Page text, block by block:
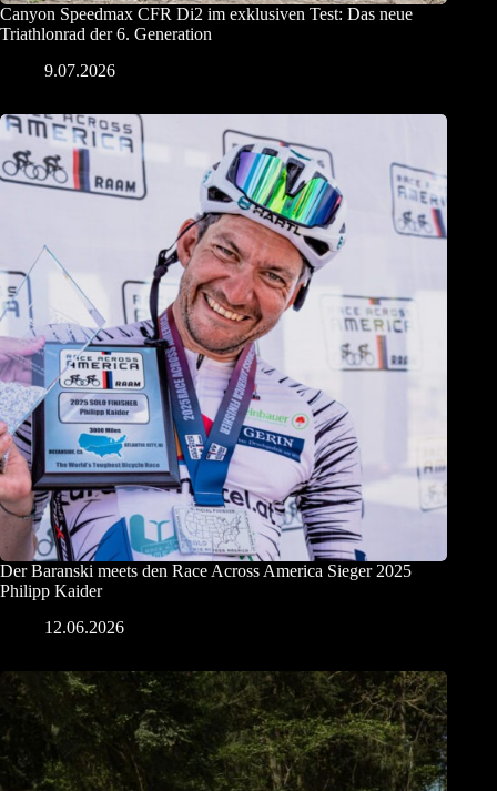
Canyon Speedmax CFR Di2 im exklusiven Test: Das neue
Triathlonrad der 6. Generation
9.07.2026
Der Baranski meets den Race Across America Sieger 2025
Philipp Kaider
12.06.2026